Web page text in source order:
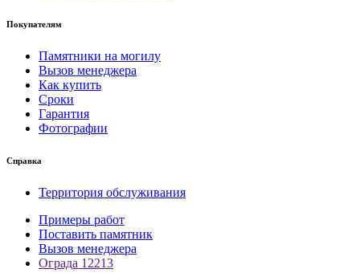
Покупателям
Памятники на могилу
Вызов менеджера
Как купить
Сроки
Гарантия
Фотографии
Справка
Территория обслуживания
Примеры работ
Поставить памятник
Вызов менеджера
Ограда 12213